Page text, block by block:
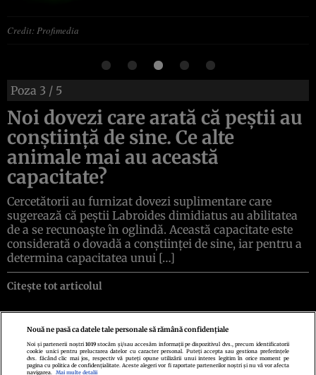
Credit: Profimedia
Poza 3 / 5
Noi dovezi care arată că peștii au
conștiință de sine. Ce alte
animale mai au această
capacitate?
Cercetătorii au furnizat dovezi suplimentare care
sugerează că peștii Labroides dimidiatus au abilitatea
de a se recunoaște în oglindă. Această capacitate este
considerată o dovadă a conștiinței de sine, iar pentru a
determina capacitatea unui […]
Citește tot articolul
Politica de confidenţialitatePolitica de cookiesTermeni şi condiţii
Echipa redacționalăContactSetări Cookies
Nouă ne pasă ca datele tale personale să rămână confidențiale
Noi și partenerii noștri1019 stocăm și/sau accesăm informații pe dispozitivul dvs., precum identificatorii
cookie unici pentru prelucrarea datelor cu caracter personal. Puteți accepta sau gestiona preferințele
dvs. făcând clic mai jos, respectiv vă puteți opune utilizării unui interes legitim în orice moment pe
pagina cu politica de confidențialitate. Aceste alegeri vor fi raportate partenerilor noștri și nu vă vor afecta
navigarea.
Mai multe detalii